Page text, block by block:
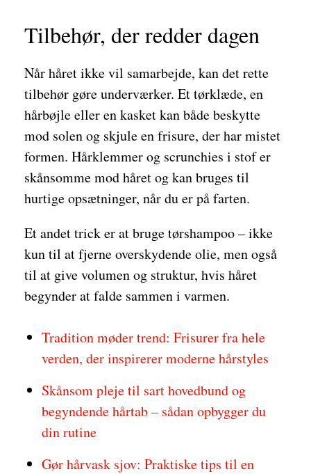
Tilbehør, der redder dagen
Når håret ikke vil samarbejde, kan det rette
tilbehør gøre underværker. Et tørklæde, en
hårbøjle eller en kasket kan både beskytte
mod solen og skjule en frisure, der har mistet
formen. Hårklemmer og scrunchies i stof er
skånsomme mod håret og kan bruges til
hurtige opsætninger, når du er på farten.
Et andet trick er at bruge tørshampoo – ikke
kun til at fjerne overskydende olie, men også
til at give volumen og struktur, hvis håret
begynder at falde sammen i varmen.
Tradition møder trend: Frisurer fra hele
verden, der inspirerer moderne hårstyles
Skånsom pleje til sart hovedbund og
begyndende hårtab – sådan opbygger du
din rutine
Gør hårvask sjov: Praktiske tips til en